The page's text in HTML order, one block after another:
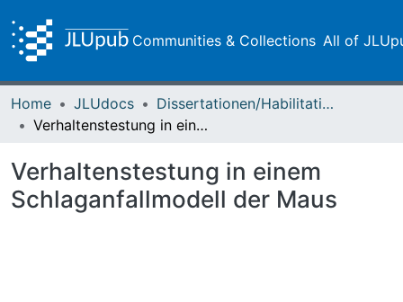
Communities & Collections All of
Home JLUdocs
Dissertationen/Habilitationen
Verhaltenstestung in einem Schlaganfallmodell der Maus
Verhaltenstestung in einem
Schlaganfallmodell der Maus